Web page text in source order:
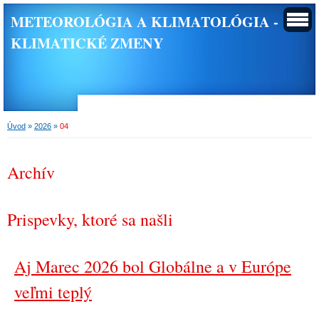
METEOROLÓGIA A KLIMATOLÓGIA -
KLIMATICKÉ ZMENY
Úvod » 2026 » 04
Archív
Prispevky, ktoré sa našli
Aj Marec 2026 bol Globálne a v Európe
veľmi teplý